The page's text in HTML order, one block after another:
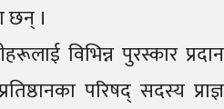
छन् ।
विभिन्न पुरस्कार प्रदान
परिषद् सदस्य प्राज्ञ